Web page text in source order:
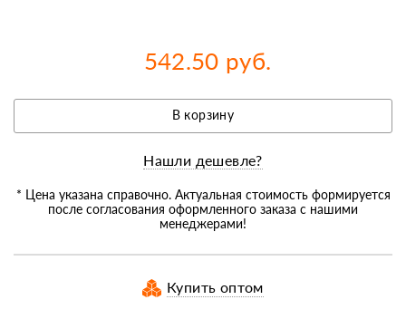
542.50 руб.
В корзину
Нашли дешевле?
* Цена указана справочно. Актуальная стоимость формируется
после согласования оформленного заказа с нашими
менеджерами!
Купить оптом